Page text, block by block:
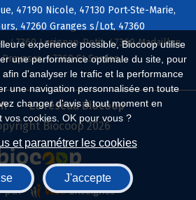
expérience possible, Biocoop utilise
une performance optimale du site, pour
d'analyser le trafic et la performance
une navigation personnalisée en toute
changer d'avis à tout moment en
vos cookies. OK pour vous ?
et paramétrer les cookies
J'accepte
47190 Nicole, 47130 Port-Ste-Marie,
47260 Granges s/Lot, 47360
47360 Lusignan-Petit, 47360 Madaillan,
47360 St-Sardos
Le réseau Biocoop
Biocoop 2026
par